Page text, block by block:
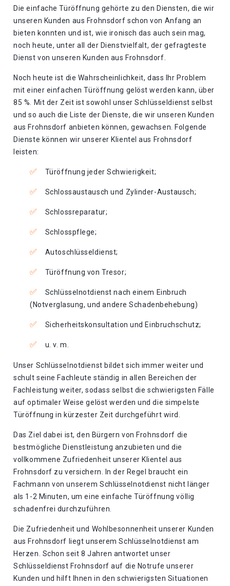
Die einfache Türöffnung gehörte zu den Diensten, die wir
unseren Kunden aus Frohnsdorf schon von Anfang an
bieten konnten und ist, wie ironisch das auch sein mag,
noch heute, unter all der Dienstvielfalt, der gefragteste
Dienst von unseren Kunden aus Frohnsdorf.
Noch heute ist die Wahrscheinlichkeit, dass Ihr Problem
mit einer einfachen Türöffnung gelöst werden kann, über
85 %. Mit der Zeit ist sowohl unser Schlüsseldienst selbst
und so auch die Liste der Dienste, die wir unseren Kunden
aus Frohnsdorf anbieten können, gewachsen. Folgende
Dienste können wir unserer Klientel aus Frohnsdorf
leisten:
Türöffnung jeder Schwierigkeit;
Schlossaustausch und Zylinder-Austausch;
Schlossreparatur;
Schlosspflege;
Autoschlüsseldienst;
Türöffnung von Tresor;
Schlüsselnotdienst nach einem Einbruch
(Notverglasung, und andere Schadenbehebung)
Sicherheitskonsultation und Einbruchschutz;
u. v. m.
Unser Schlüsselnotdienst bildet sich immer weiter und
schult seine Fachleute ständig in allen Bereichen der
Fachleistung weiter, sodass selbst die schwierigsten Fälle
auf optimaler Weise gelöst werden und die simpelste
Türöffnung in kürzester Zeit durchgeführt wird.
Das Ziel dabei ist, den Bürgern von Frohnsdorf die
bestmögliche Dienstleistung anzubieten und die
vollkommene Zufriedenheit unserer Klientel aus
Frohnsdorf zu versichern. In der Regel braucht ein
Fachmann von unserem Schlüsselnotdienst nicht länger
als 1-2 Minuten, um eine einfache Türöffnung völlig
schadenfrei durchzuführen.
Die Zufriedenheit und Wohlbesonnenheit unserer Kunden
aus Frohnsdorf liegt unserem Schlüsselnotdienst am
Herzen. Schon seit 8 Jahren antwortet unser
Schlüsseldienst Frohnsdorf auf die Notrufe unserer
Kunden und hilft Ihnen in den schwierigsten Situationen